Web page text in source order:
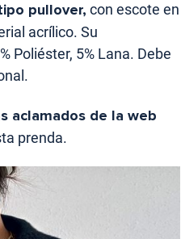
pullover, con escote en
acrílico. Su
Poliéster, 5% Lana. Debe
aclamados de la web
prenda.